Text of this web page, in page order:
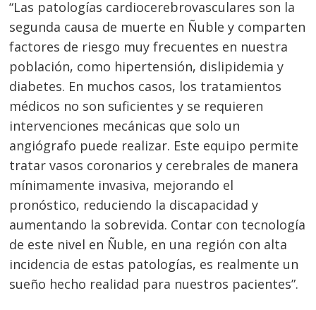
“Las patologías cardiocerebrovasculares son la
segunda causa de muerte en Ñuble y comparten
factores de riesgo muy frecuentes en nuestra
población, como hipertensión, dislipidemia y
diabetes. En muchos casos, los tratamientos
médicos no son suficientes y se requieren
intervenciones mecánicas que solo un
angiógrafo puede realizar. Este equipo permite
tratar vasos coronarios y cerebrales de manera
mínimamente invasiva, mejorando el
pronóstico, reduciendo la discapacidad y
aumentando la sobrevida. Contar con tecnología
de este nivel en Ñuble, en una región con alta
incidencia de estas patologías, es realmente un
sueño hecho realidad para nuestros pacientes”.